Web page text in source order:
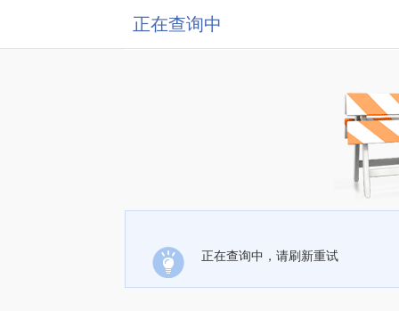
正在查询中
正在查询中，请刷新重试